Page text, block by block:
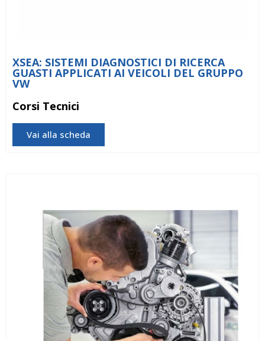
XSEA: SISTEMI DIAGNOSTICI DI RICERCA
GUASTI APPLICATI AI VEICOLI DEL GRUPPO
VW
Corsi Tecnici
Vai alla scheda